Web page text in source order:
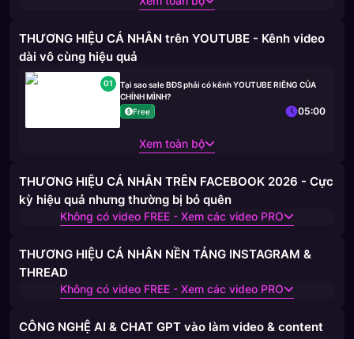
THƯƠNG HIỆU CÁ NHÂN trên YOUTUBE - Kênh video
dài vô cùng hiệu quả
01
Tại sao sale BĐS phải có kênh YOUTUBE RIÊNG CỦA
CHÍNH MÌNH?
Free
05:00
Xem toàn bộ
THƯƠNG HIỆU CÁ NHÂN TRÊN FACEBOOK 2026 - Cực
kỳ hiệu quả nhưng thường bị bỏ quên
Không có video FREE - Xem các video PRO
THƯƠNG HIỆU CÁ NHÂN NỀN TẢNG INSTAGRAM &
THREAD
Không có video FREE - Xem các video PRO
CÔNG NGHỆ AI & CHAT GPT vào làm video & content